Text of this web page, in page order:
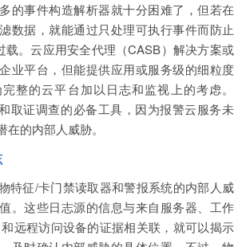
的事件构造解析器就十分困难了，但若在
数据，就能通过只处理可执行事件而防止
。 云应用安全代理（CASB）解决方案或
业平台，但能提供应用或服务级的细粒度
整的云平台加以日志和监视上的考虑。
取证调查的必备工具 ，因为报警云服务未
的内部人威胁。
特征/卡门禁读取器和警报系统的内部人威
。这些日志源的信息与来自服务器、工作
远程访问设备的证据相关联，就可以揭示